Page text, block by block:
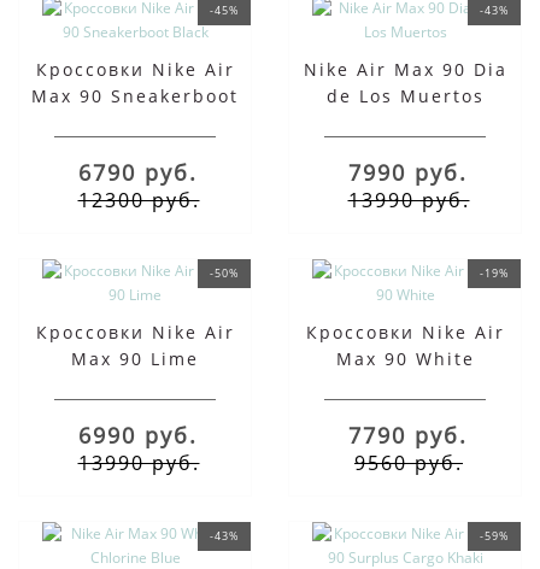
-45%
Кроссовки Nike Air
Max 90 Sneakerboot
6790 руб.
12300 руб.
-43%
Nike Air Max 90 Dia
de Los Muertos
7990 руб.
13990 руб.
-50%
Кроссовки Nike Air
Max 90 Lime
6990 руб.
13990 руб.
-19%
Кроссовки Nike Air
Max 90 White
7790 руб.
9560 руб.
-43% -59%